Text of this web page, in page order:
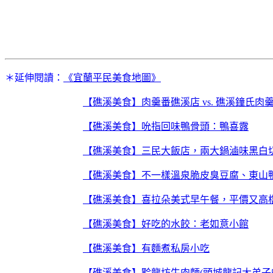
＊延伸閱讀： 《宜蘭平民美食地圖》
【礁溪美食】肉羹番礁溪店 vs. 礁溪鐘氏肉
【礁溪美食】吮指回味鴨骨頭：鴨喜露
【礁溪美食】三民大飯店，兩大鍋滷味黑白
【礁溪美食】不一樣溫泉脆皮臭豆腐、東山
【礁溪美食】喜拉朵美式早午餐，平價又高
【礁溪美食】好吃的水餃：老如意小館
【礁溪美食】有麵煮私房小吃